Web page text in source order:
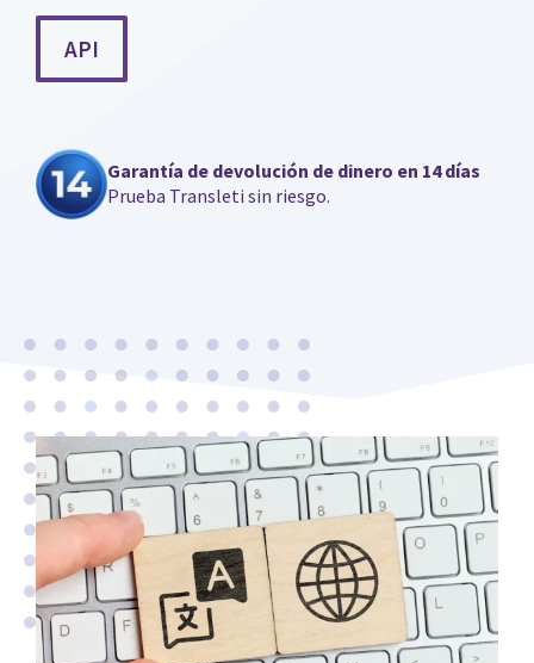
API
Garantía de devolución de dinero en 14 días
Prueba Transleti sin riesgo.